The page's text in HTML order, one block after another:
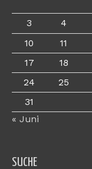
3
4
10
11
17
18
24
25
31
« Juni
SUCHE